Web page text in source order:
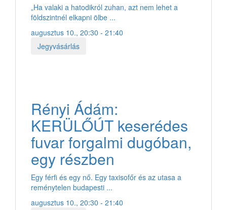
„Ha valaki a hatodikról zuhan, azt nem lehet a
földszintnél elkapni ölbe ...
augusztus 10., 20:30 - 21:40
Jegyvásárlás
Rényi Ádám:
KERÜLŐÚT keserédes
fuvar forgalmi dugóban,
egy részben
Egy férfi és egy nő. Egy taxisofőr és az utasa a
reménytelen budapesti ...
augusztus 10., 20:30 - 21:40